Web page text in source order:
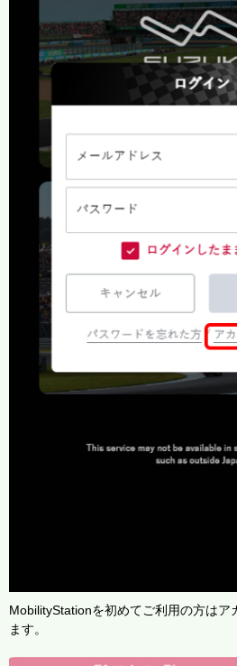
MobilityStationを初めてご利用の方はア
ます。​